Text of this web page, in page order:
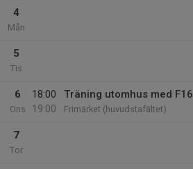
4
Mån
5
Tis
6
Ons
18:00
19:00
Träning utomhus med F16
Frimärket (huvudstafältet)
7
Tor